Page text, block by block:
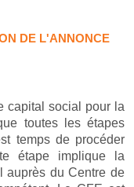
DE L'ANNONCE
capital social pour la
toutes les étapes
temps de procéder
étape implique la
auprès du Centre de